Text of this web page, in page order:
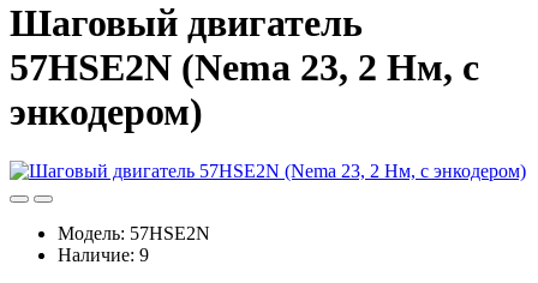
Шаговый двигатель
57HSE2N (Nema 23, 2 Нм, с
энкодером)
Модель: 57HSE2N
Наличие: 9